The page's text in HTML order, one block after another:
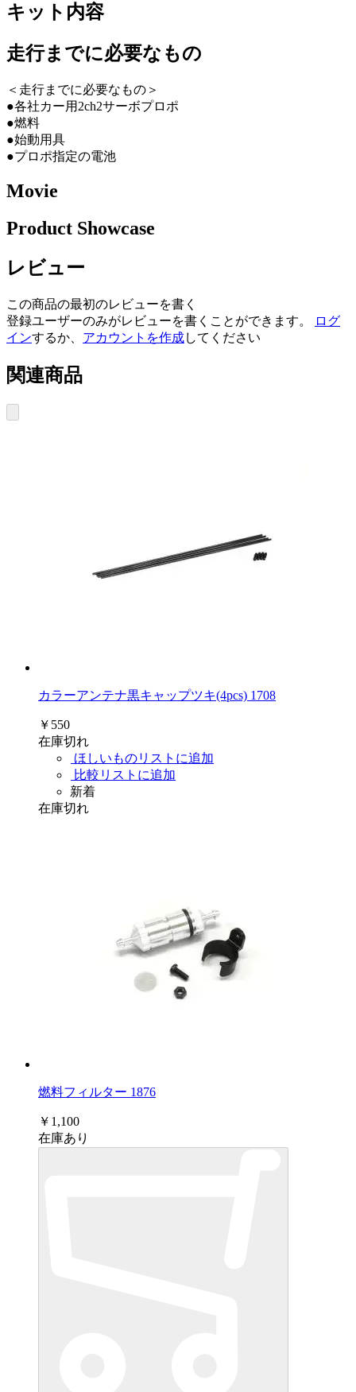
キット内容
走行までに必要なもの
＜走行までに必要なもの＞
●各社カー用2ch2サーボプロポ
●燃料
●始動用具
●プロポ指定の電池
Movie
Product Showcase
レビュー
この商品の最初のレビューを書く
登録ユーザーのみがレビューを書くことができます。
ログ
インするか、 アカウントを作成してください
関連商品
カラーアンテナ黒キャップツキ(4pcs) 1708
￥550
在庫切れ
ほしいものリストに追加
比較リストに追加
新着
在庫切れ
燃料フィルター 1876
￥1,100
在庫あり